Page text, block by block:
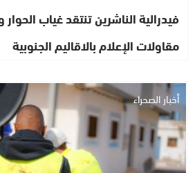
فيدرالية الناشرين تنتقد غياب
مقاولات الإعلام بالاقاليم الجنوبية
أخبار الصحراء